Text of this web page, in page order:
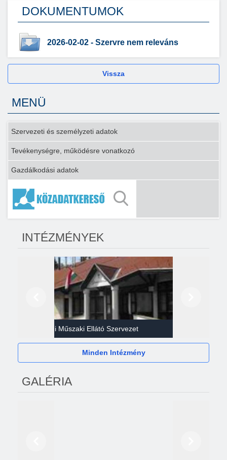
DOKUMENTUMOK
2026-02-02 - Szervre nem releváns
Vissza
MENÜ
Szervezeti és személyzeti adatok
Tevékenységre, működésre vonatkozó
Gazdálkodási adatok
INTÉZMÉNYEK
Gazdasági Műszaki Ellátó Szervezet
Minden Intézmény
GALÉRIA